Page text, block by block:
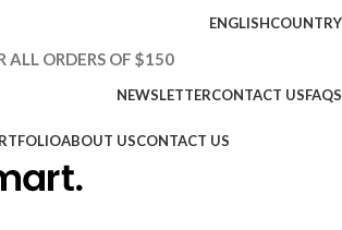
ENGLISHCOUNTRY
ALL ORDERS OF $150
NEWSLETTERCONTACT USFAQS
ABOUT USCONTACT US